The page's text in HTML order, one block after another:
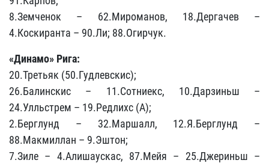
8.Земченок – 62.Мироманов, 18.Дергачев –
4.Коскиранта – 90.Ли; 88.Огирчук.
«Динамо» Рига:
20.Третьяк (50.Гудлевскис);
26.Балинскис – 11.Сотниекс, 10.Дарзиньш –
24.Улльстрем – 19.Редлихс (А);
2.Берглунд – 32.Маршалл, 12.Я.Берглунд –
88.Макмиллан – 9.Эштон;
7.Зиле – 4.Алишаускас, 87.Мейя – 25.Джериньш –